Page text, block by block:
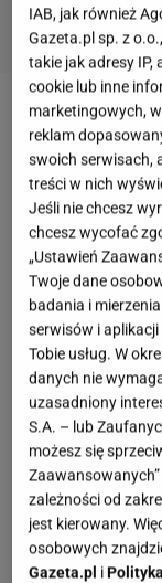
Biżuteryjne
zamknięte w
Biżuteria to
marki KOPI ma
nostalgiczna
biegunach w
kamieniami,
magicznej
dopracowany z
w sobie
elegancję. To
nie tylko
IAB, jak również
Gazeta.pl sp. z
takie jak adresy
cookie lub inne
marketingowych,
reklam
swoich serwisach,
treści w nich
Jeśli nie chcesz
chcesz wycofać
„Ustawień
Twoje dane
badania i
serwisów i
Tobie usług. W
danych nie
uzasadniony
S.A. – lub
możesz się
zależności od
jest kierowany.
osobowych
Gazeta.pl i